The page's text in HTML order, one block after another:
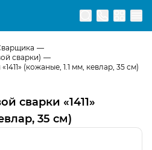
сварки)
(кожаные, 1.1 мм, кевлар, 35 см)
сварки «1411»
35 см)